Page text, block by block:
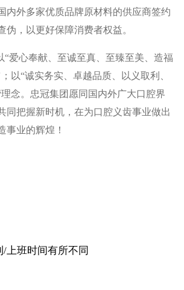
内外多家优质品牌原材料的供应商签约
伪，以更好保障消费者权益。
“爱心奉献、至诚至真、至臻至美、造福
以“诚实务实、卓越品质、以义取利、
念。忠冠集团愿同国内外广大口腔界
同把握新时机，在为口腔义齿事业做出
事业的辉煌！
上班时间有所不同